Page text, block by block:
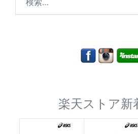
楽天ストア新